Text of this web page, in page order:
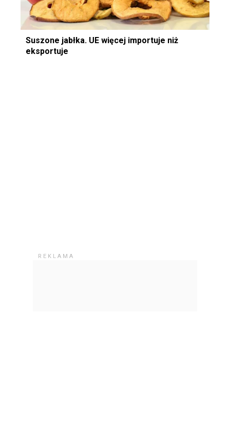
Suszone jabłka. UE więcej importuje niż
eksportuje